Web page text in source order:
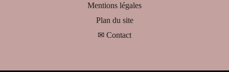
Mentions légales
Plan du site
✉ Contact